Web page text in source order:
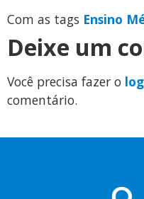
Com as tags Ensino
Deixe um
Você precisa fazer o
comentário.